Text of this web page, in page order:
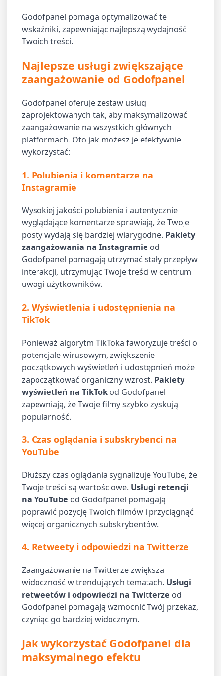
Godofpanel pomaga optymalizować te
wskaźniki, zapewniając najlepszą wydajność
Twoich treści.
Najlepsze usługi zwiększające
zaangażowanie od Godofpanel
Godofpanel oferuje zestaw usług
zaprojektowanych tak, aby maksymalizować
zaangażowanie na wszystkich głównych
platformach. Oto jak możesz je efektywnie
wykorzystać:
1. Polubienia i komentarze na
Instagramie
Wysokiej jakości polubienia i autentycznie
wyglądające komentarze sprawiają, że Twoje
posty wydają się bardziej wiarygodne. Pakiety
zaangażowania na Instagramie od
Godofpanel pomagają utrzymać stały przepływ
interakcji, utrzymując Twoje treści w centrum
uwagi użytkowników.
2. Wyświetlenia i udostępnienia na
TikTok
Ponieważ algorytm TikToka faworyzuje treści o
potencjale wirusowym, zwiększenie
początkowych wyświetleń i udostępnień może
zapoczątkować organiczny wzrost. Pakiety
wyświetleń na TikTok od Godofpanel
zapewniają, że Twoje filmy szybko zyskują
popularność.
3. Czas oglądania i subskrybenci na
YouTube
Dłuższy czas oglądania sygnalizuje YouTube, że
Twoje treści są wartościowe. Usługi retencji
na YouTube od Godofpanel pomagają
poprawić pozycję Twoich filmów i przyciągnąć
więcej organicznych subskrybentów.
4. Retweety i odpowiedzi na Twitterze
Zaangażowanie na Twitterze zwiększa
widoczność w trendujących tematach. Usługi
retweetów i odpowiedzi na Twitterze od
Godofpanel pomagają wzmocnić Twój przekaz,
czyniąc go bardziej widocznym.
Jak wykorzystać Godofpanel dla
maksymalnego efektu